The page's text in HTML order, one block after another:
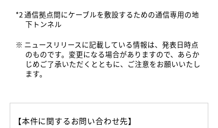
*2 通信拠点間にケーブルを敷設するための通信専用の地
下トンネル
※ ニュースリリースに記載している情報は、発表日時点
のものです。変更になる場合がありますので、あらか
じめご了承いただくとともに、ご注意をお願いいたし
ます。
【本件に関するお問い合わせ先】